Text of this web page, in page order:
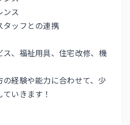
ンス
タッフとの連携
ス、福祉用具、住宅改修、機
経験や能力に合わせて、少
いきます！